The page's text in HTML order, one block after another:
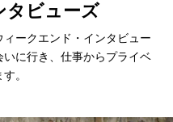
タビューズ
ークエンド・インタビュー
に行き、仕事からプライベ
。